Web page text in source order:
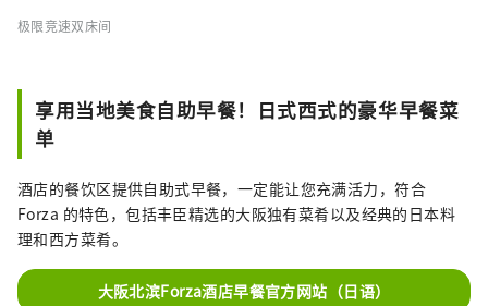
极限竞速双床间
享用当地美食自助早餐！日式西式的豪华早餐菜
单
酒店的餐饮区提供自助式早餐，一定能让您充满活力，符合
Forza 的特色，包括丰臣精选的大阪独有菜肴以及经典的日本料
理和西方菜肴。
大阪北滨Forza酒店早餐官方网站（日语）